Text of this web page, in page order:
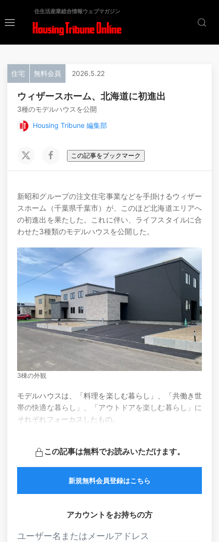
住生活産業総合情報ウェブマガジン
住宅 無料会員 2026.5.22
ウィザースホーム、北海道に初進出
3種のモデルハウスを公開
Housing Tribune 編集部
この記事をブックマーク
新昭和グループの注文住宅事業などを手掛けるウィザー
スホーム（千葉県千葉市）が、このほど北海道エリアへ
の初進出を果たした。これに伴い、ライフスタイルに合
わせた3種類のモデルハウスを公開した。
3棟の外観
モデルハウスは、「料理を楽しむ暮らし」、「共働き世
帯の快適な暮らし」、「アウトドアを楽しむ暮らし」に
それぞれフォーカスしたもの。
この記事は無料でお読みいただけます。
新規無料会員登録はこちら
アカウントをお持ちの方
ユーザー名またはメールアドレス